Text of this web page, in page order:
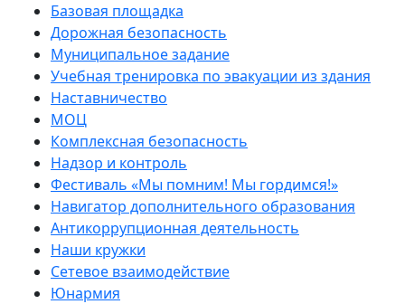
Базовая площадка
Дорожная безопасность
Муниципальное задание
Учебная тренировка по эвакуации из здания
Наставничество
МОЦ
Комплексная безопасность
Надзор и контроль
Фестиваль «Мы помним! Мы гордимся!»
Навигатор дополнительного образования
Антикоррупционная деятельность
Наши кружки
Сетевое взаимодействие
Юнармия